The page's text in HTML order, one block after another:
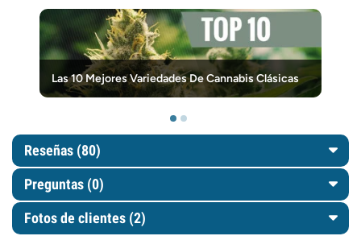
Las 10 Mejores Variedades De Cannabis Clásicas
Reseñas (80)
Preguntas (0)
Fotos de clientes (2)